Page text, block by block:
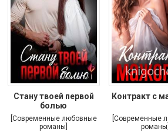
Стану твоей первой
болью
[Современные любовные
романы]
Контракт с
[Современные
романы]